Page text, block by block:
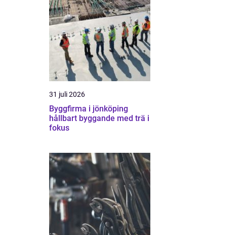
31 juli 2026
Byggfirma i jönköping
hållbart byggande med trä i
fokus